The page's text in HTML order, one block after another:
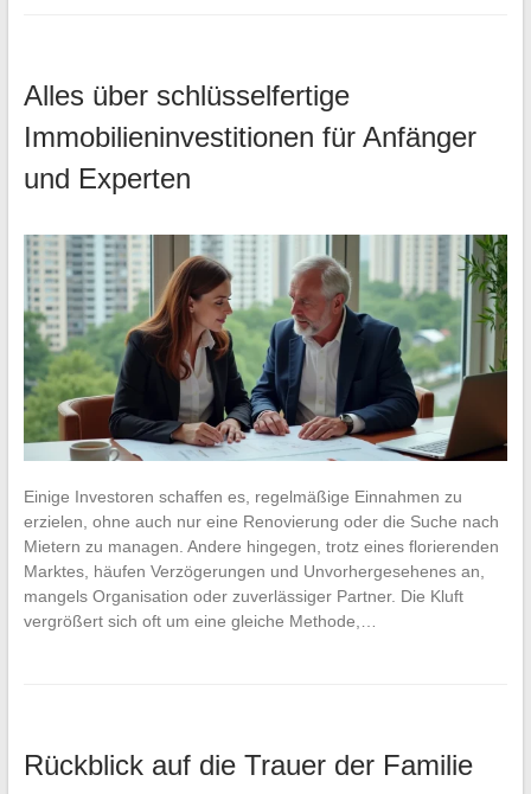
Alles über schlüsselfertige
Immobilieninvestitionen für Anfänger
und Experten
Einige Investoren schaffen es, regelmäßige Einnahmen zu
erzielen, ohne auch nur eine Renovierung oder die Suche nach
Mietern zu managen. Andere hingegen, trotz eines florierenden
Marktes, häufen Verzögerungen und Unvorhergesehenes an,
mangels Organisation oder zuverlässiger Partner. Die Kluft
vergrößert sich oft um eine gleiche Methode,…
Rückblick auf die Trauer der Familie